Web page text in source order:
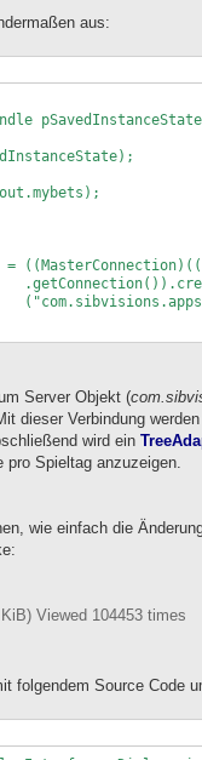
int[]
aus:
= new
Server Objekt (
dieser Verbindung
wird ein
pro Spieltag anzuzeigen.
wie einfach die
Viewed 104453 times
folgendem Source Code